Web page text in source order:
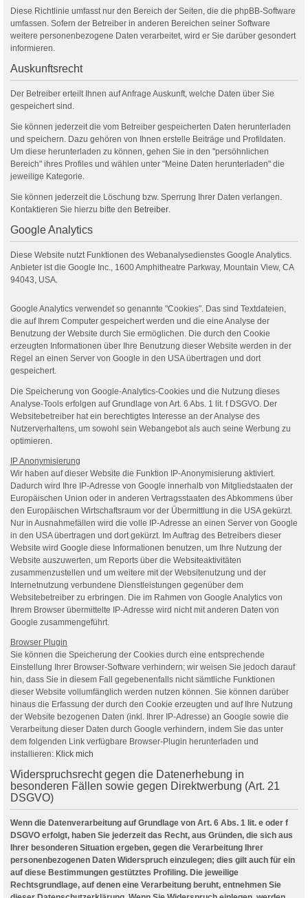
Diese Richtlinie umfasst nur den Bereich der Seiten, die die phpBB-Software
umfassen. Sofern der Betreiber in anderen Bereichen seiner Software
weitere personenbezogene Daten verarbeitet, wird er Sie darüber gesondert
informieren.
Auskunftsrecht
Der Betreiber erteilt Ihnen auf Anfrage Auskunft, welche Daten über Sie
gespeichert sind.
Sie können jederzeit die vom Betreiber gespeicherten Daten herunterladen
und speichern. Dazu gehören von Ihnen erstelle Beiträge und Profildaten.
Um diese herunterladen zu können, gehen Sie in den "persöhnlichen
Bereich" ihres Profiles und wählen unter "Meine Daten herunterladen" die
jeweilige Kategorie.
Sie können jederzeit die Löschung bzw. Sperrung Ihrer Daten verlangen.
Kontaktieren Sie hierzu bitte den Betreiber.
Google Analytics
Diese Website nutzt Funktionen des Webanalysedienstes Google Analytics.
Anbieter ist die Google Inc., 1600 Amphitheatre Parkway, Mountain View, CA
94043, USA.
Google Analytics verwendet so genannte "Cookies". Das sind Textdateien,
die auf Ihrem Computer gespeichert werden und die eine Analyse der
Benutzung der Website durch Sie ermöglichen. Die durch den Cookie
erzeugten Informationen über Ihre Benutzung dieser Website werden in der
Regel an einen Server von Google in den USA übertragen und dort
gespeichert.
Die Speicherung von Google-Analytics-Cookies und die Nutzung dieses
Analyse-Tools erfolgen auf Grundlage von Art. 6 Abs. 1 lit. f DSGVO. Der
Websitebetreiber hat ein berechtigtes Interesse an der Analyse des
Nutzerverhaltens, um sowohl sein Webangebot als auch seine Werbung zu
optimieren.
IP Anonymisierung
Wir haben auf dieser Website die Funktion IP-Anonymisierung aktiviert.
Dadurch wird Ihre IP-Adresse von Google innerhalb von Mitgliedstaaten der
Europäischen Union oder in anderen Vertragsstaaten des Abkommens über
den Europäischen Wirtschaftsraum vor der Übermittlung in die USA gekürzt.
Nur in Ausnahmefällen wird die volle IP-Adresse an einen Server von Google
in den USA übertragen und dort gekürzt. Im Auftrag des Betreibers dieser
Website wird Google diese Informationen benutzen, um Ihre Nutzung der
Website auszuwerten, um Reports über die Websiteaktivitäten
zusammenzustellen und um weitere mit der Websitenutzung und der
Internetnutzung verbundene Dienstleistungen gegenüber dem
Websitebetreiber zu erbringen. Die im Rahmen von Google Analytics von
Ihrem Browser übermittelte IP-Adresse wird nicht mit anderen Daten von
Google zusammengeführt.
Browser Plugin
Sie können die Speicherung der Cookies durch eine entsprechende
Einstellung Ihrer Browser-Software verhindern; wir weisen Sie jedoch darauf
hin, dass Sie in diesem Fall gegebenenfalls nicht sämtliche Funktionen
dieser Website vollumfänglich werden nutzen können. Sie können darüber
hinaus die Erfassung der durch den Cookie erzeugten und auf Ihre Nutzung
der Website bezogenen Daten (inkl. Ihrer IP-Adresse) an Google sowie die
Verarbeitung dieser Daten durch Google verhindern, indem Sie das unter
dem folgenden Link verfügbare Browser-Plugin herunterladen und
installieren: Klick mich
Widerspruchsrecht gegen die Datenerhebung in
besonderen Fällen sowie gegen Direktwerbung (Art. 21
DSGVO)
Wenn die Datenverarbeitung auf Grundlage von Art. 6 Abs. 1 lit. e oder f
DSGVO erfolgt, haben Sie jederzeit das Recht, aus Gründen, die sich aus
Ihrer besonderen Situation ergeben, gegen die Verarbeitung Ihrer
personenbezogenen Daten Widerspruch einzulegen; dies gilt auch für ein
auf diese Bestimmungen gestütztes Profiling. Die jeweilige
Rechtsgrundlage, auf denen eine Verarbeitung beruht, entnehmen Sie